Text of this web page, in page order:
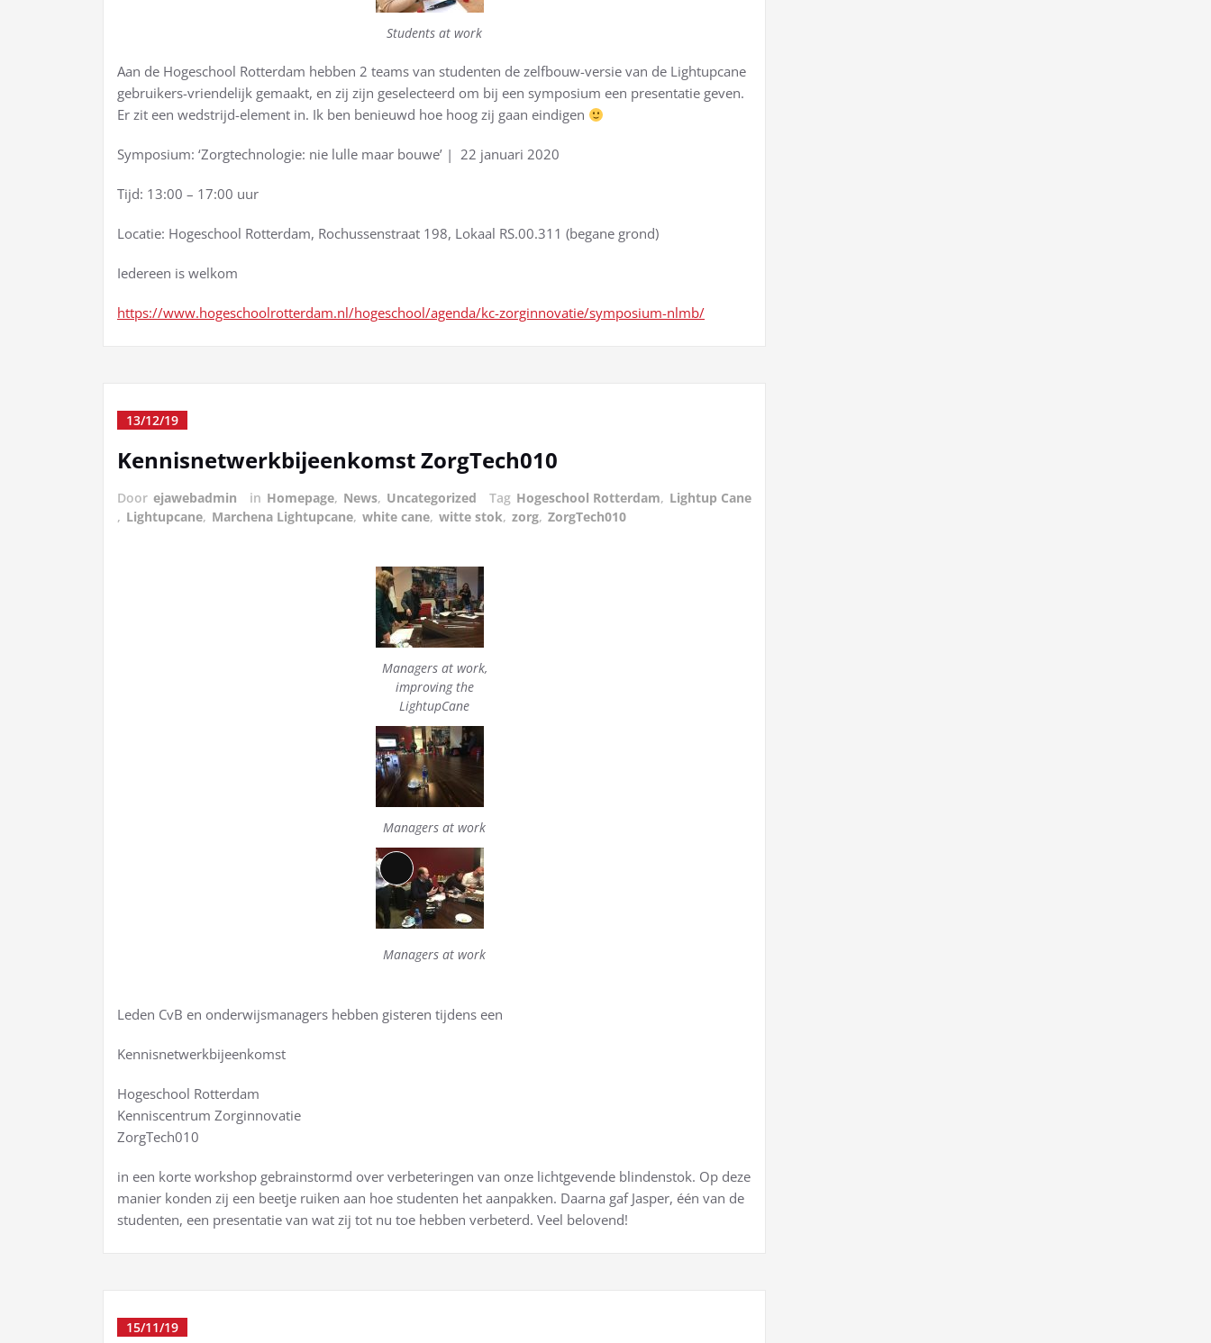
Students at work
Aan de Hogeschool Rotterdam hebben 2 teams van studenten de zelfbouw-versie van de Lightupcane
gebruikers-vriendelijk gemaakt, en zij zijn geselecteerd om bij een symposium een presentatie geven.
Er zit een wedstrijd-element in. Ik ben benieuwd hoe hoog zij gaan eindigen
Symposium: ‘Zorgtechnologie: nie lulle maar bouwe’ | 22 januari 2020
Tijd: 13:00 – 17:00 uur
Locatie: Hogeschool Rotterdam, Rochussenstraat 198, Lokaal RS.00.311 (begane grond)
Iedereen is welkom
https://www.hogeschoolrotterdam.nl/hogeschool/agenda/kc-zorginnovatie/symposium-nlmb/
13/12/19
Kennisnetwerkbijeenkomst ZorgTech010
Door ejawebadmin in Homepage, News, Uncategorized Tag Hogeschool Rotterdam, Lightup Cane
, Lightupcane, Marchena Lightupcane, white cane, witte stok, zorg, ZorgTech010
Managers at work,
improving the
LightupCane
Managers at work
Lange
beschrijving
Managers at work
Leden CvB en onderwijsmanagers hebben gisteren tijdens een
Kennisnetwerkbijeenkomst
Hogeschool Rotterdam
Kenniscentrum Zorginnovatie
ZorgTech010
in een korte workshop gebrainstormd over verbeteringen van onze lichtgevende blindenstok. Op deze
manier konden zij een beetje ruiken aan hoe studenten het aanpakken. Daarna gaf Jasper, één van de
studenten, een presentatie van wat zij tot nu toe hebben verbeterd. Veel belovend!
15/11/19